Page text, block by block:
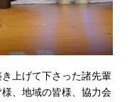
上げて下さった諸先輩
、地域の皆様、協力会